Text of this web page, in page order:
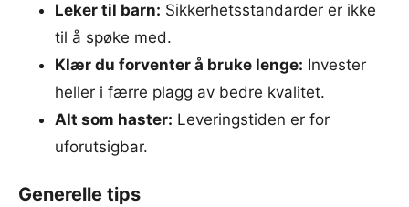
Leker til barn: Sikkerhetsstandarder er ikke
til å spøke med.
Klær du forventer å bruke lenge: Invester
heller i færre plagg av bedre kvalitet.
Alt som haster: Leveringstiden er for
uforutsigbar.
Generelle tips